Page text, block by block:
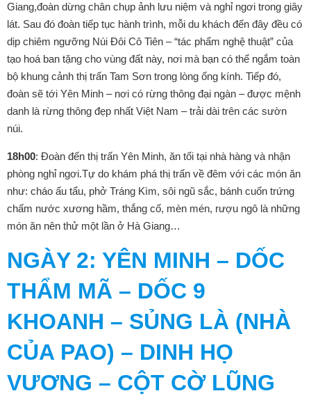
Giang,đoàn dừng chân chụp ảnh lưu niệm và nghỉ ngơi trong giây
lát. Sau đó đoàn tiếp tục hành trình, mỗi du khách đến đây đều có
dịp chiêm ngưỡng Núi Đôi Cô Tiên – “tác phẩm nghệ thuật” của
tạo hoá ban tặng cho vùng đất này, nơi mà bạn có thể ngắm toàn
bộ khung cảnh thị trấn Tam Sơn trong lòng ống kính. Tiếp đó,
đoàn sẽ tới Yên Minh – nơi có rừng thông đại ngàn – được mệnh
danh là rừng thông đẹp nhất Việt Nam – trải dài trên các sườn
núi.
18h00: Đoàn đến thị trấn Yên Minh, ăn tối tại nhà hàng và nhận
phòng nghỉ ngơi.Tự do khám phá thị trấn về đêm với các món ăn
như: cháo ấu tẩu, phở Tráng Kìm, sôi ngũ sắc, bánh cuốn trứng
chấm nước xương hầm, thắng cố, mèn mén, rượu ngô là những
món ăn nên thử một lần ở Hà Giang…
NGÀY 2: YÊN MINH – DỐC
THẨM MÃ – DỐC 9
KHOANH – SỦNG LÀ (NHÀ
CỦA PAO) – DINH HỌ
VƯƠNG – CỘT CỜ LŨNG